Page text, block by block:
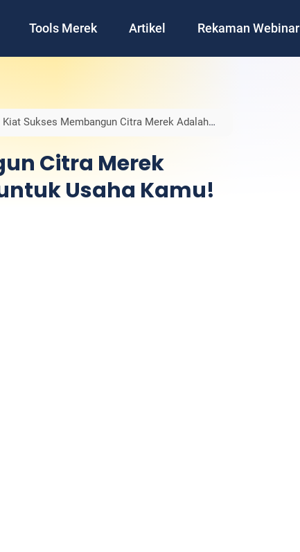
Tools Merek Artikel Rekaman Webinar
Kiat Sukses Membangun Citra Merek Adalah
Citra Merek
Usaha Kamu!